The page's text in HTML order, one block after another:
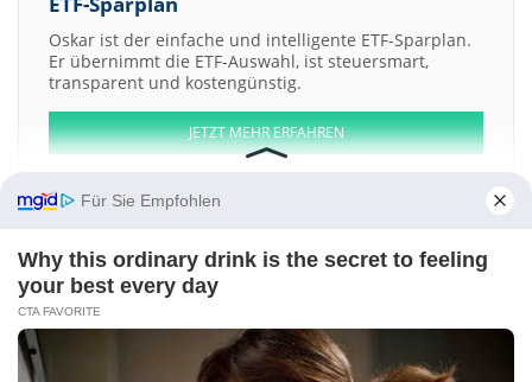
Oskar ist der einfache und intelligente ETF-Sparplan.
Er übernimmt die ETF-Auswahl, ist steuersmart,
transparent und kostengünstig.
JETZT MEHR ERFAHREN
Aktien ATX DAX EuroStoxx 50 Dow Jones NASDAQ 100 Nikkei 225
Weitere Aktien:
Bidz.com
Home Bancshares Chinainfo Holdings
Aduddell Industries
Für Sie Empfohlen
Why this ordinary drink is the secret to feeling
your best every day
CTA FAVORITE